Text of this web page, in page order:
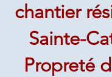
chantier
Sainte-
Propreté